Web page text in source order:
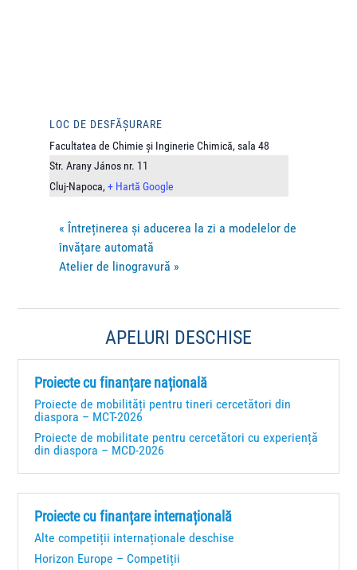
LOC DE DESFĂȘURARE
Facultatea de Chimie și Inginerie Chimică, sala 48
Str. Arany János nr. 11
Cluj-Napoca, + Hartă Google
« Întreținerea și aducerea la zi a modelelor de
învățare automată
Atelier de linogravură »
APELURI DESCHISE
Proiecte cu finanțare națională
Proiecte de mobilități pentru tineri cercetători din
diaspora – MCT-2026
Proiecte de mobilitate pentru cercetători cu experiență
din diaspora – MCD-2026
Proiecte cu finanțare internațională
Alte competiții internaționale deschise
Horizon Europe – Competiții